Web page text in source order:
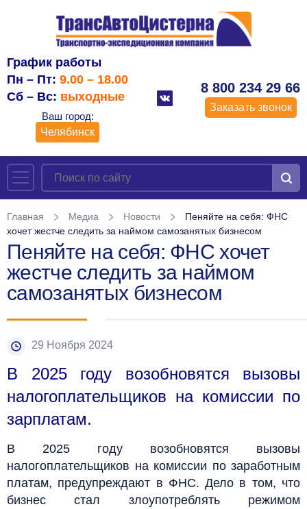
График работы
Пн – Пт: 9.00 – 18.00
Сб – Вс: выходные
Ваш город:
Челябинск
8 800 234 29 66
Заказать звонок
Главная Медиа Новости
Пеняйте на себя: ФНС
хочет жестче следить за наймом самозанятых бизнесом
Пеняйте на себя: ФНС хочет
жестче следить за наймом
самозанятых бизнесом
29 Ноября 2024
В 2025 году возобновятся вызовы
налогоплательщиков на комиссии по
зарплатам.
В 2025 году возобновятся вызовы
налогоплательщиков на комиссии по заработным
платам, предупреждают в ФНС. Дело в том, что
бизнес стал злоупотреблять режимом